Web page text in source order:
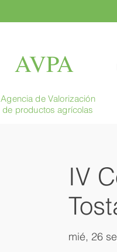
AVPA
Agencia de Valorización
de productos agrícolas
IV
mié, 26